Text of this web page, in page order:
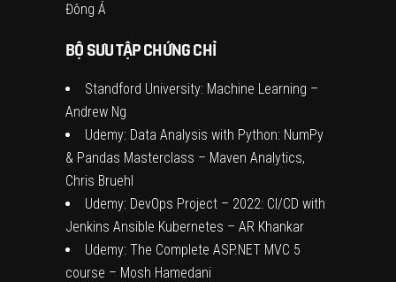
Đông Á
BỘ SƯU TẬP CHỨNG CHỈ
Standford University: Machine Learning –
Andrew Ng
Udemy: Data Analysis with Python: NumPy
& Pandas Masterclass – Maven Analytics,
Chris Bruehl
Udemy: DevOps Project – 2022: CI/CD with
Jenkins Ansible Kubernetes – AR Khankar
Udemy: The Complete ASP.NET MVC 5
course – Mosh Hamedani